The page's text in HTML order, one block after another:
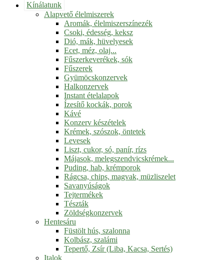
Kínálatunk
Alapvető élelmiszerek
Aromák, élelmiszerszínezék
Csoki, édesség, keksz
Dió, mák, hüvelyesek
Ecet, méz, olaj...
Fűszerkeverékek, sók
Fűszerek
Gyümöcskonzervek
Halkonzervek
Instant ételalapok
Ízesítő kockák, porok
Kávé
Konzerv készételek
Krémek, szószok, öntetek
Levesek
Liszt, cukor, só, panír, rízs
Májasok, melegszendvicskrémek...
Puding, hab, krémporok
Rágcsa, chips, magvak, müzliszelet
Savanyúságok
Tejtermékek
Tészták
Zöldségkonzervek
Hentesáru
Füstölt hús, szalonna
Kolbász, szalámi
Tepertő, Zsír (Liba, Kacsa, Sertés)
Italok